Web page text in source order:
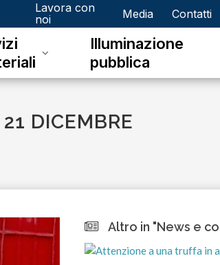
Lavora con
noi
Media Contatti
Illuminazione
pubblica
DICEMBRE
Altro in "News e